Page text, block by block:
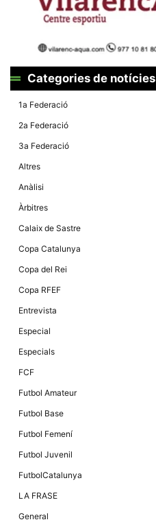
Categories de notícies
1a Federació
2a Federació
3a Federació
Altres
Anàlisi
Àrbitres
Calaix de Sastre
Copa Catalunya
Copa del Rei
Copa RFEF
Entrevista
Especial
Especials
FCF
Futbol Amateur
Futbol Base
Futbol Femení
Futbol Juvenil
FutbolCatalunya
LA FRASE
General